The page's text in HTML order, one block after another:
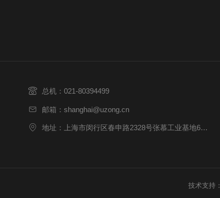
总机：021-80394499
邮箱：shanghai@uzong.cn
地址：上海市闵行区春申路2328号张慕工业基地6号楼
技术支持：